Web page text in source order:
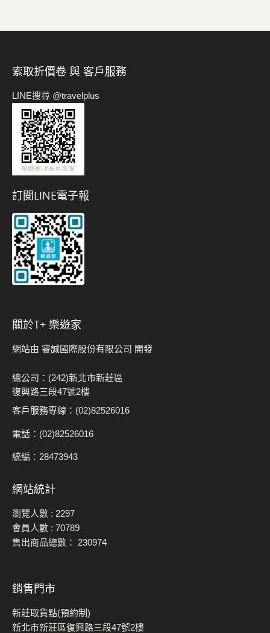
索取折價卷 與 客戶服務
LINE搜尋 @travelplus
訂閱LINE電子報
關於t+ 樂遊家
網站由 睿誠國際股份有限公司 開發
總公司：(242)新北市新莊區
復興路三段47號2樓
客戶服務專線：(02)82526016
電話：(02)82526016
統編：28473943
網站統計
瀏覽人數 : 2297
會員人數 : 70789
售出商品總數： 230974
銷售門市
新莊取貨點(預約制)
新北市新莊區復興路三段47號2樓